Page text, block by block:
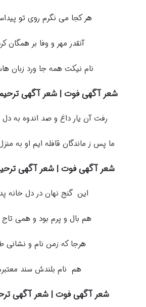
هر کجا می نگرم روی تو
آنقدر مهر و وفا بر همگان
نام نیکت همه جا ورد زبان
شعر آگهی فوت | شعر آگهی
رفت آن یار داغ و صد اندوه به دل
ما پس ز ماندگان قافله ایم او به
شعر آگهی فوت | شعر آگهی
این گنج نهان در دل خانه
هم بال و پرم بود و همی تاج
هرجا که زمن نام و نشانی
هم نام بلندش سند
شعر آگهی فوت | شعر آگهی